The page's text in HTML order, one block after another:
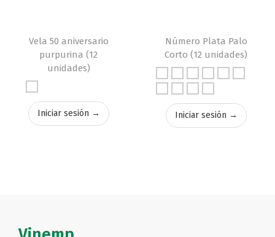
Vela 50 aniversario
purpurina (12
unidades)
Iniciar sesión →
Número Plata Palo
Corto (12 unidades)
Iniciar sesión →